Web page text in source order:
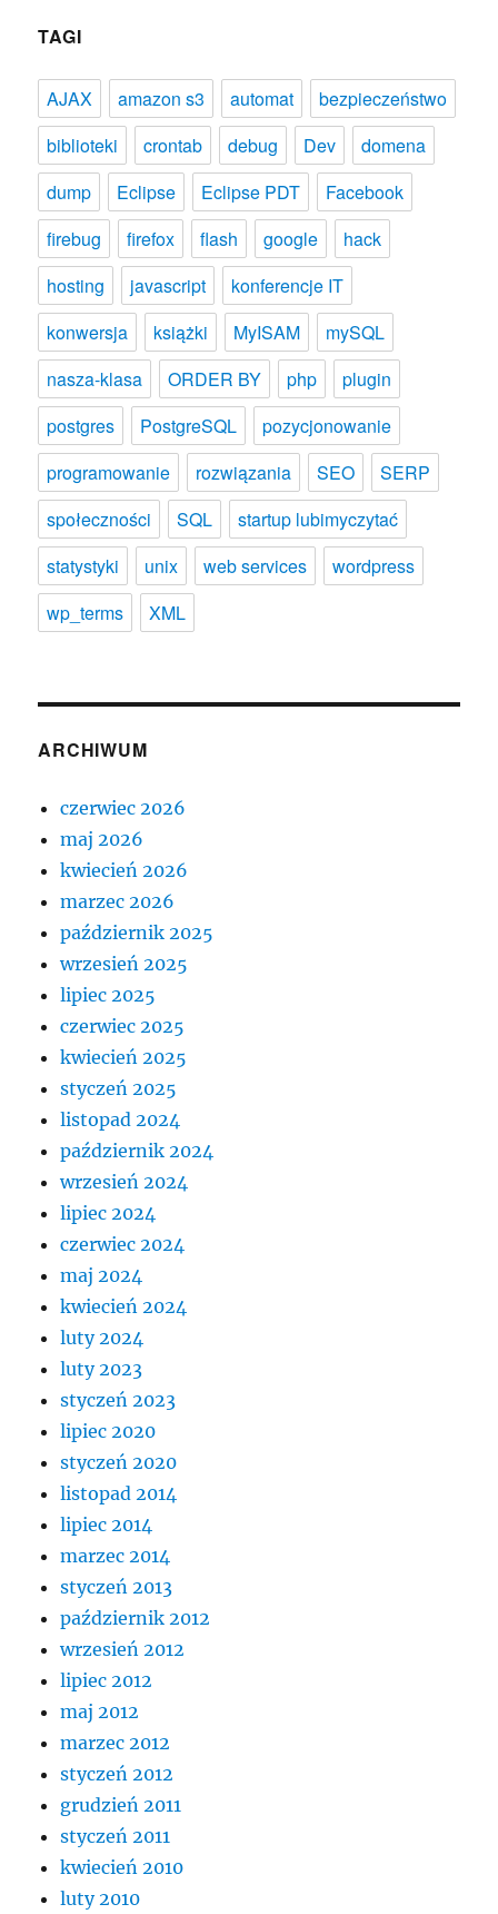
TAGI
AJAX amazon s3 automat
bezpieczeństwo
biblioteki
crontab debug Dev
domena
dump
Eclipse Eclipse PDT
Facebook
firebug
firefox flash google
hack
hosting
javascript
konferencje IT
konwersja
książki MyISAM
mySQL
nasza-klasa
ORDER BY php
plugin
postgres
PostgreSQL
pozycjonowanie
programowanie
rozwiązania SEO
SERP
społeczności
SQL
startup lubimyczytać
statystyki
unix web services
wordpress
wp_terms
XML
ARCHIWUM
czerwiec 2026
maj 2026
kwiecień 2026
marzec 2026
październik 2025
wrzesień 2025
lipiec 2025
czerwiec 2025
kwiecień 2025
styczeń 2025
listopad 2024
październik 2024
wrzesień 2024
lipiec 2024
czerwiec 2024
maj 2024
kwiecień 2024
luty 2024
luty 2023
styczeń 2023
lipiec 2020
styczeń 2020
listopad 2014
lipiec 2014
marzec 2014
styczeń 2013
październik 2012
wrzesień 2012
lipiec 2012
maj 2012
marzec 2012
styczeń 2012
grudzień 2011
styczeń 2011
kwiecień 2010
luty 2010